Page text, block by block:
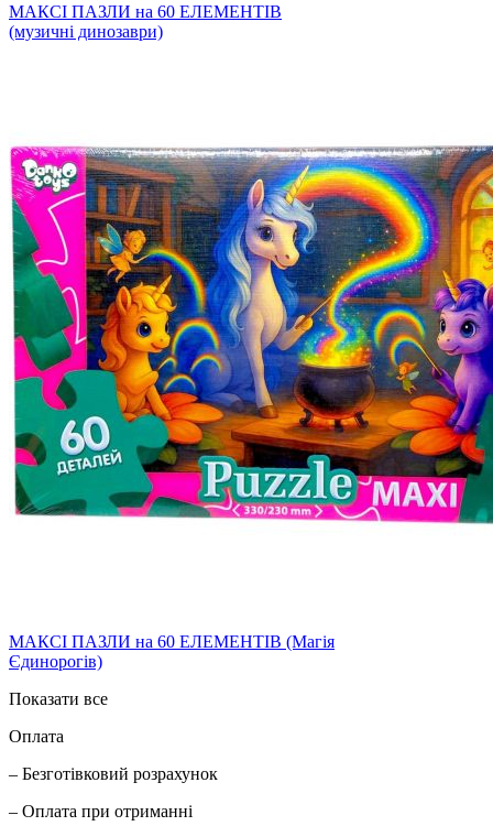
МАКСІ ПАЗЛИ на 60 ЕЛЕМЕНТІВ
(музичні динозаври)
МАКСІ ПАЗЛИ на 60 ЕЛЕМЕНТІВ (Магія
Єдинорогів)
Показати все
Оплата
– Безготівковий розрахунок
– Оплата при отриманні